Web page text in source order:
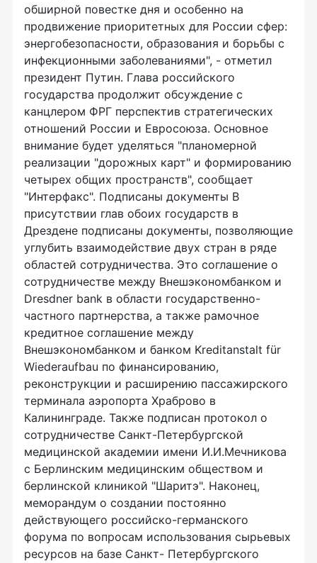
обширной повестке дня и особенно на
продвижение приоритетных для России сфер:
энергобезопасности, образования и борьбы с
инфекционными заболеваниями", - отметил
президент Путин. Глава российского
государства продолжит обсуждение с
канцлером ФРГ перспектив стратегических
отношений России и Евросоюза. Основное
внимание будет уделяться "планомерной
реализации "дорожных карт" и формированию
четырех общих пространств", сообщает
"Интерфакс". Подписаны документы В
присутствии глав обоих государств в
Дрездене подписаны документы, позволяющие
углубить взаимодействие двух стран в ряде
областей сотрудничества. Это соглашение о
сотрудничестве между Внешэкономбанком и
Dresdner bank в области государственно-
частного партнерства, а также рамочное
кредитное соглашение между
Внешэкономбанком и банком Kreditanstalt für
Wiederaufbau по финансированию,
реконструкции и расширению пассажирского
терминала аэропорта Храброво в
Калининграде. Также подписан протокол о
сотрудничестве Санкт-Петербургской
медицинской академии имени И.И.Мечникова
с Берлинским медицинским обществом и
берлинской клиникой "Шаритэ". Наконец,
меморандум о создании постоянно
действующего российско-германского
форума по вопросам использования сырьевых
ресурсов на базе Санкт- Петербургского